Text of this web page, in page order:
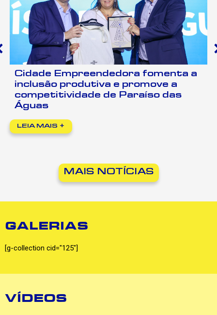
Cidade Empreendedora fomenta a
inclusão produtiva e promove a
competitividade de Paraíso das
Águas
LEIA MAIS +
MAIS NOTÍCIAS
GALERIAS
[g-collection cid="125"]
VÍDEOS